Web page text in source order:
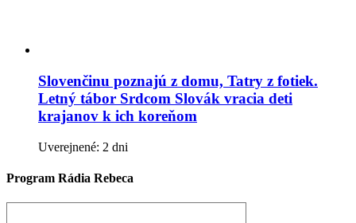
Slovenčinu poznajú z domu, Tatry z fotiek.
Letný tábor Srdcom Slovák vracia deti
krajanov k ich koreňom
Uverejnené: 2 dni
Program Rádia Rebeca